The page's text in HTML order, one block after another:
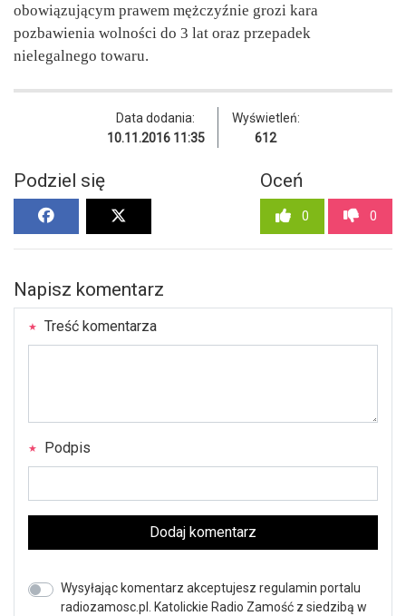
obowiązującym prawem mężczyźnie grozi kara
pozbawienia wolności do 3 lat oraz przepadek
nielegalnego towaru.
Data dodania:
10.11.2016 11:35
Wyświetleń:
612
Podziel się Oceń
0 0
Napisz komentarz
Treść komentarza
Podpis
Dodaj komentarz
Wysyłając komentarz akceptujesz regulamin portalu
radiozamosc.pl. Katolickie Radio Zamość z siedzibą w